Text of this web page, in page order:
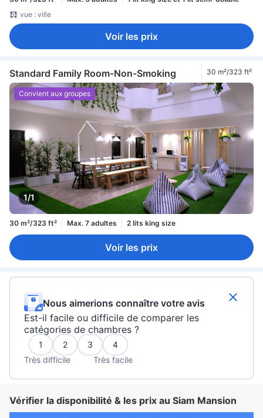
vue : ville
Voir les prix
Standard Family Room-Non-Smoking 30 m²/323 ft²
1/1
Convient aux groupes
30 m²/323 ft² Max. 7 adultes 2 lits king size
Voir les prix
Nous aimerions connaître votre avis
Est-il facile ou difficile de comparer les
catégories de chambres ?
1 2 3
4
Très difficile
Très facile
Vérifier la disponibilité & les prix au Siam Mansion